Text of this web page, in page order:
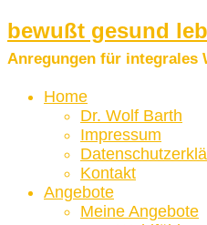
bewußt gesund
Anregungen für integrales
Home
Dr. Wolf Barth
Impressum
Kontakt
Angebote
Meine Angebote